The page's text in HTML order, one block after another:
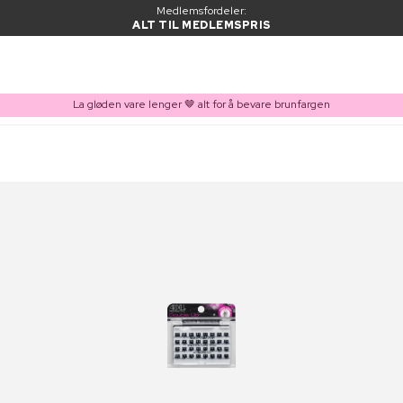
Medlemsfordeler:
ALT TIL MEDLEMSPRIS
La gløden vare lenger 🤎 alt for å bevare brunfargen